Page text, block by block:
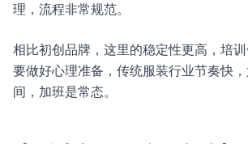
理，流程非常规范。
相比初创品牌，这里的稳定性更高，培
要做好心理准备，传统服装行业节奏快
间，加班是常态。